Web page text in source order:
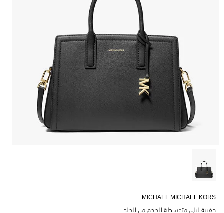
MICHAEL MICHAEL KORS
حقيبة ليلى متوسطة الحجم من الجلد